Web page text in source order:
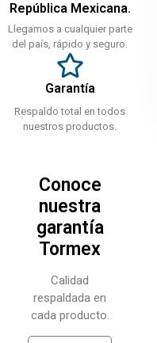
República Mexicana.
Llegamos a cualquier parte
del país, rápido y seguro.
Garantía
Respaldo total en todos
nuestros productos.
Conoce
nuestra
garantía
Tormex
Calidad
respaldada en
cada producto.